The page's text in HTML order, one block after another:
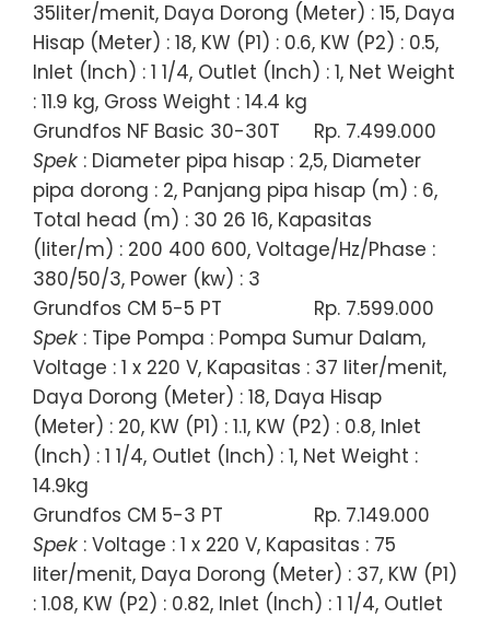
35liter/menit, Daya Dorong (Meter) : 15, Daya
Hisap (Meter) : 18, KW (P1) : 0.6, KW (P2) : 0.5,
Inlet (Inch) : 1 1/4, Outlet (Inch) : 1, Net Weight
: 11.9 kg, Gross Weight : 14.4 kg
Grundfos NF Basic 30-30T
Rp. 7.499.000
Spek : Diameter pipa hisap : 2,5, Diameter
pipa dorong : 2, Panjang pipa hisap (m) : 6,
Total head (m) : 30 26 16, Kapasitas
(liter/m) : 200 400 600, Voltage/Hz/Phase :
380/50/3, Power (kw) : 3
Grundfos CM 5-5 PT
Rp. 7.599.000
Spek : Tipe Pompa : Pompa Sumur Dalam,
Voltage : 1 x 220 V, Kapasitas : 37 liter/menit,
Daya Dorong (Meter) : 18, Daya Hisap
(Meter) : 20, KW (P1) : 1.1, KW (P2) : 0.8, Inlet
(Inch) : 1 1/4, Outlet (Inch) : 1, Net Weight :
14.9kg
Grundfos CM 5-3 PT
Rp. 7.149.000
Spek : Voltage : 1 x 220 V, Kapasitas : 75
liter/menit, Daya Dorong (Meter) : 37, KW (P1)
: 1.08, KW (P2) : 0.82, Inlet (Inch) : 1 1/4, Outlet